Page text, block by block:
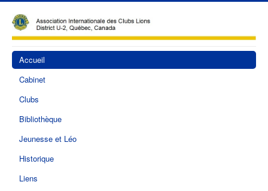
Accueil
Cabinet
Clubs
Bibliothèque
Jeunesse et Léo
Historique
Liens